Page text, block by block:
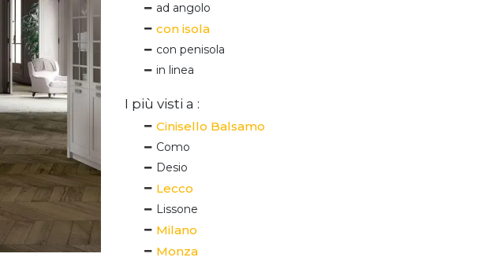
ad angolo
con isola
con penisola
in linea
I più visti a :
Cinisello Balsamo
Como
Desio
Lecco
Lissone
Milano
Monza